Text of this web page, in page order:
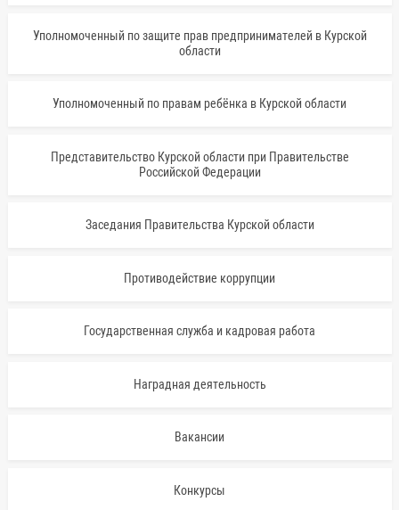
Уполномоченный по защите прав предпринимателей в Курской
области
Уполномоченный по правам ребёнка в Курской области
Представительство Курской области при Правительстве
Российской Федерации
Заседания Правительства Курской области
Противодействие коррупции
Государственная служба и кадровая работа
Наградная деятельность
Вакансии
Конкурсы